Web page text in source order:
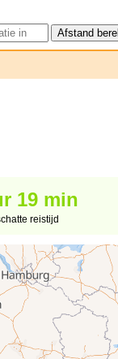
19 min
reistijd